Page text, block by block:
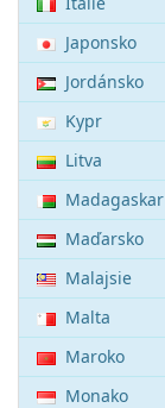
Japonsko
Jordánsko
Kypr
Litva
Madagaskar
Maďarsko
Malajsie
Malta
Maroko
Monako